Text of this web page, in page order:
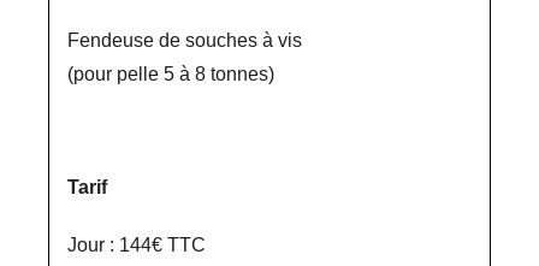
Fendeuse de souches à vis
(pour pelle 5 à 8 tonnes)
Tarif
Jour : 144€ TTC